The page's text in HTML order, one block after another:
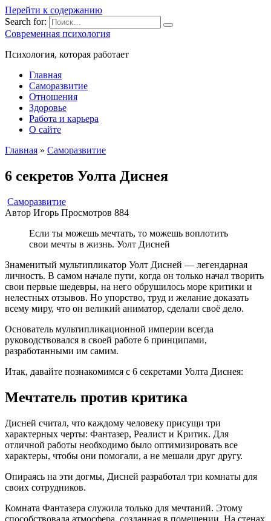
Перейти к содержанию
Search for:
Современная психология
Психология, которая работает
Главная
Саморазвитие
Отношения
Здоровье
Работа и карьера
О сайте
Главная » Саморазвитие
6 секретов Уолта Диснея
Саморазвитие
Автор Игорь Просмотров 884
Если ты можешь мечтать, то можешь воплотить
свои мечты в жизнь. Уолт Дисней
Знаменитый мультипликатор Уолт Дисней — легендарная
личность. В самом начале пути, когда он только начал творить
свои первые шедевры, на него обрушилось море критики и
нелестных отзывов. Но упорство, труд и желание доказать
всему миру, что он великий аниматор, сделали своё дело.
Основатель мультипликационной империи всегда
руководствовался в своей работе 6 принципами,
разработанными им самим.
Итак, давайте познакомимся с 6 секретами Уолта Диснея:
Мечтатель против критика
Дисней считал, что каждому человеку присущи три
характерных черты: Фантазер, Реалист и Критик. Для
отличной работы необходимо было оптимизировать все
характеры, чтобы они помогали, а не мешали друг другу.
Опираясь на эти догмы, Дисней разработал три комнаты для
своих сотрудников.
Комната Фантазера служила только для мечтаний. Этому
способствовала атмосфера, созданная в помещении. На стенах